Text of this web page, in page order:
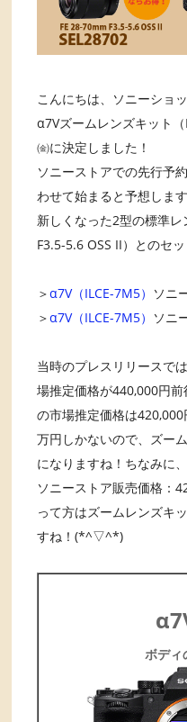
こんにちは、ソニーショ
α7Vズームレンズキット
㈮に決定しました！
ソニーストアでの先行予
わせて始まると予想します
新しくなった2型の標準
F3.5-5.6 OSS II）とのセ
＞α7V（ILCE-7M5） ソニ
＞α7V（ILCE-7M5） ソニ
当時のプレスリリースで
場推定価格が440,000円
の市場推定価格は
万円しかないので、ズー
になりますね！ちなみに
ソニーストア販売価格：
って方はズームレンズキ
すね！(*^▽^*)
ボディ